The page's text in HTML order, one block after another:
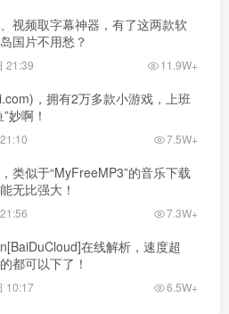
视频取字幕神器，有了这两款软
国片不用愁？
21:39 11.9W+
，拥有2万多款小游戏，上班
妙啊！
7.5W+
类似于“MyFreeMP3”的音乐下载
无比强大！
7.3W+
在线解析，速度超
都可以下了！
10:17 6.5W+